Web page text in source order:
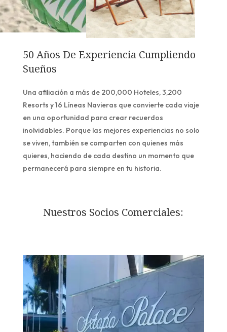
50 Años De Experiencia Cumpliendo
Sueños
Una afiliación a más de 200,000 Hoteles, 3,200
Resorts y 16 Líneas Navieras que convierte cada viaje
en una oportunidad para crear recuerdos
inolvidables. Porque las mejores experiencias no solo
se viven, también se comparten con quienes más
quieres, haciendo de cada destino un momento que
permanecerá para siempre en tu historia.
Nuestros Socios Comerciales: